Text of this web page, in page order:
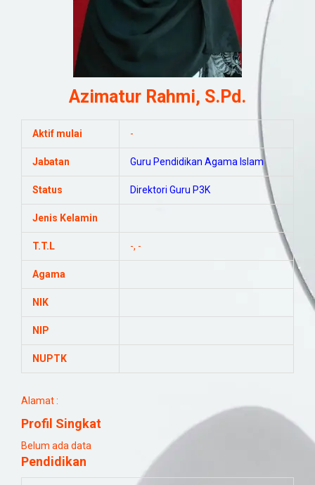
Azimatur Rahmi, S.Pd.
Aktif mulai -
Jabatan Guru Pendidikan Agama Islam
Status Direktori Guru P3K
Jenis Kelamin
T.T.L -, -
Agama
NIK
NIP
NUPTK
Alamat :
Profil Singkat
Belum ada data
Pendidikan